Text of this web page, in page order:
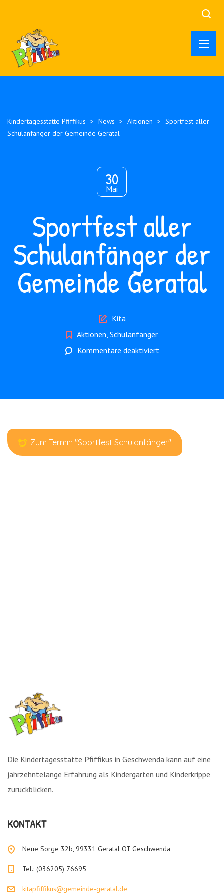
Kindertagesstätte Pfiffikus > News > Aktionen > Sportfest aller
Schulanfänger der Gemeinde Geratal
30
Mai
Sportfest aller
Schulanfänger der
Gemeinde Geratal
Author
Kita
Aktionen, Schulanfänger
Kommentare deaktiviertfür
der
Geratal
Zum Termin "Sportfest Schulanfänger"
Die Kindertagesstätte Pfiffikus in Geschwenda kann auf eine
jahrzehntelange Erfahrung als Kindergarten und Kinderkrippe
zurückblicken.
KONTAKT
Neue Sorge 32b, 99331 Geratal OT Geschwenda
Tel.: (036205) 76695
kitapfiffikus@gemeinde-geratal.de